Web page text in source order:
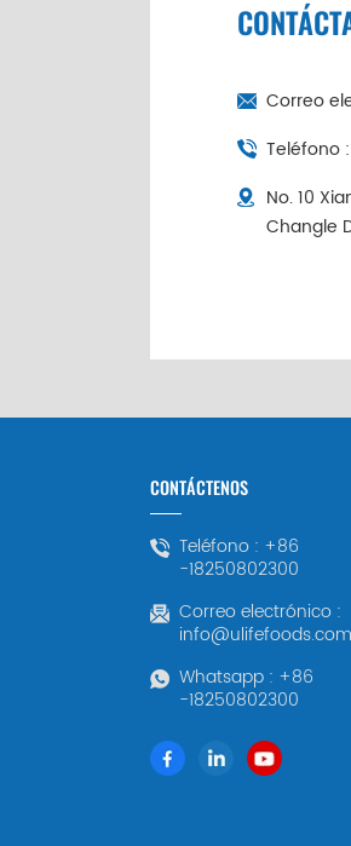
Correo
Teléfono :
No. 10
Changle
CONTÁCTENOS
Teléfono : +86
-18250802300
Correo electrónico :
info@ulifefoods.com
Whatsapp : +86
-18250802300